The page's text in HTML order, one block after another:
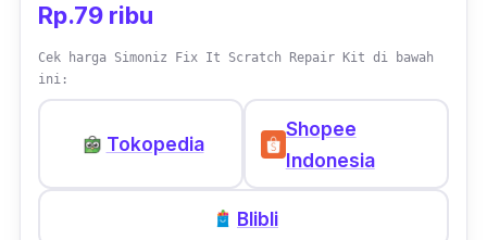
Rp.79 ribu
Cek harga Simoniz Fix It Scratch Repair Kit di bawah
ini:
Tokopedia
Shopee
Indonesia
Blibli